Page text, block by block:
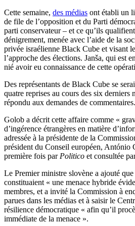
Cette semaine, des médias ont établi un
de file de l’opposition et du Parti
parti conservateur – et ce qu’ils
dénigrement, menée avec l’aide de la
privée israélienne Black Cube et visant
l’approche des élections. Janša, qui est
nié avoir eu connaissance de cette
Des représentants de Black Cube se
quatre reprises au cours des six derniers
répondu aux demandes de commentaires.
Golob a décrit cette affaire comme «
d’ingérence étrangères en matière
adressée à la présidente de la
président du Conseil européen, António
première fois par Politico et consultée
Le Premier ministre slovène a ajouté
constituaient « une menace hybride
membres, et a invité la Commission à
parues dans les médias et à saisir le
résilience démocratique « afin qu’il
immédiate de la menace ».